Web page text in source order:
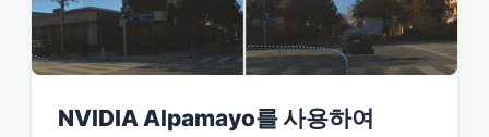
NVIDIA Alpamayo를 사용하여